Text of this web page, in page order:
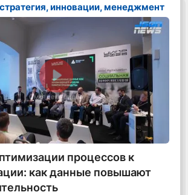
стратегия, инновации, менеджмент
Смотреть видео
процессов к
как данные повышают